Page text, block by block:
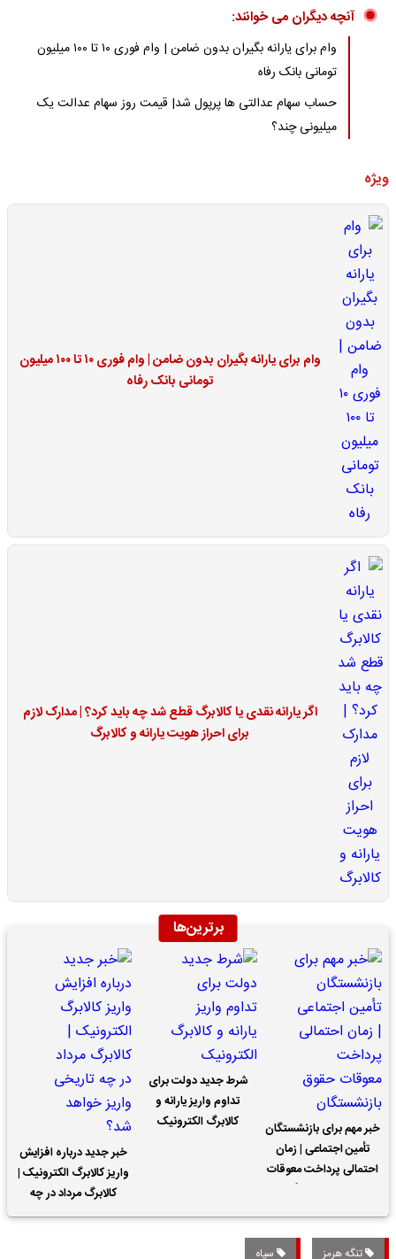
آنچه دیگران می خوانند:
وام برای یارانه بگیران بدون ضامن | وام فوری ۱۰ تا ۱۰۰ میلیون
تومانی بانک رفاه
حساب سهام عدالتی ها پرپول شد| قیمت روز سهام عدالت یک
میلیونی چند؟
ویژه
وام برای یارانه بگیران بدون ضامن | وام فوری ۱۰ تا ۱۰۰ میلیون
تومانی بانک رفاه
اگر یارانه نقدی یا کالابرگ قطع شد چه باید کرد؟ | مدارک لازم
برای احراز هویت یارانه و کالابرگ
برترین‌ها
خبر مهم برای بازنشستگان
تأمین اجتماعی | زمان
احتمالی پرداخت معوقات
شرط جدید دولت برای
تداوم واریز یارانه و
کالابرگ الکترونیک
خبر جدید درباره افزایش
واریز کالابرگ الکترونیک |
کالابرگ مرداد در چه
تاریخی واریز خواهد شد؟
تنگه هرمز سپاه